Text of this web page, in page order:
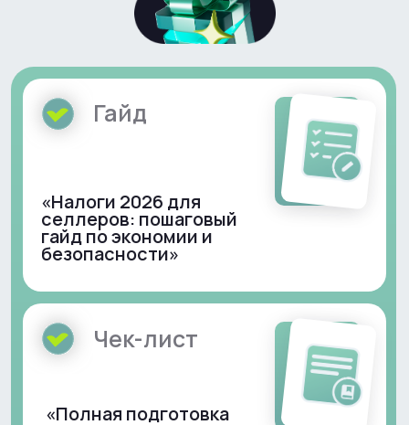
Будьте в курсе
Подписывайтесь на наш
Telegram-канал — разбор кейсов,
полезные материалы и новости
Подписаться в Telegram